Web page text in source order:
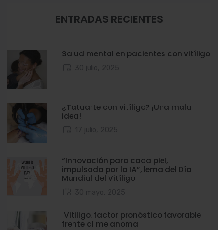
ENTRADAS RECIENTES
Salud mental en pacientes con vitíligo
¿Tatuarte con vitíligo? ¡Una mala
idea!
“Innovación para cada piel,
impulsada por la IA”, lema del Día
Mundial del Vitíligo
Vitiligo, factor pronóstico favorable
frente al melanoma